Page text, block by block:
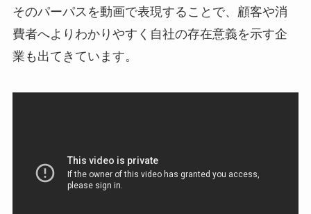
そのパーパスを動画で表現することで、顧客や消
費者へよりわかりやすく自社の存在意義を示す企
業も出てきています。